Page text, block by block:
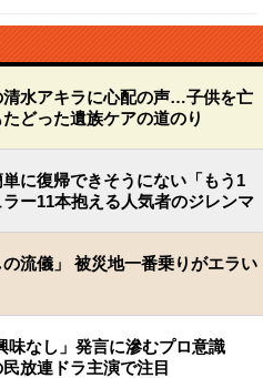
水アキラに心配の声…子供を亡
どった遺族ケアの道のり
に復帰できそうにない「もう1
ー11本抱える人気者のジレンマ
流儀」 被災地一番乗りがエラい
味なし」発言に滲むプロ意識
放連ドラ主演で注目